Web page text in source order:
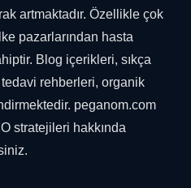
artmaktadır. Özellikle çok
pazarlarından hasta
Blog içerikleri, sıkça
rehberleri, organik
peganom.com
stratejileri hakkında